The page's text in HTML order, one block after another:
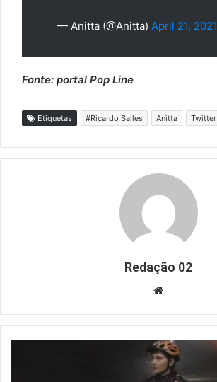
— Anitta (@Anitta) April 21, 2021
Fonte: portal Pop Line
Etiquetas #Ricardo Salles Anitta Twitter
Redação 02
Website